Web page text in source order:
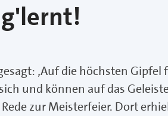
g'lernt!
‚Auf die höchsten
und können auf das
zur Meisterfeier. Dort